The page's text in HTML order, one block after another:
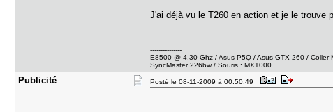
J'ai déjà vu le T260 en action et je le trouve
---------------
E8500 @ 4.30 Ghz / Asus P5Q / Asus GTX 260 /
SyncMaster 226bw / Souris : MX1000
Publicité Posté le 08-11-2009 à 00:50:49